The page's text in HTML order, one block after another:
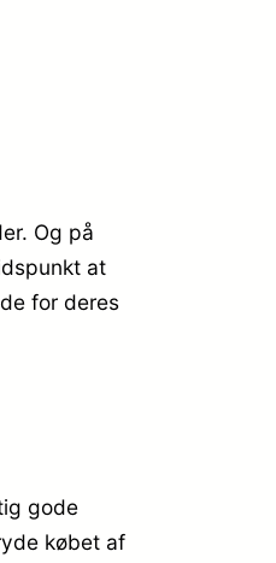
Og på
at
for deres
gode
købet af